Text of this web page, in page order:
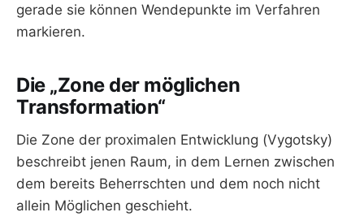
gerade sie können Wendepunkte im Verfahren
markieren.
Die „Zone der möglichen
Transformation“
Die Zone der proximalen Entwicklung (Vygotsky)
beschreibt jenen Raum, in dem Lernen zwischen
dem bereits Beherrschten und dem noch nicht
allein Möglichen geschieht.